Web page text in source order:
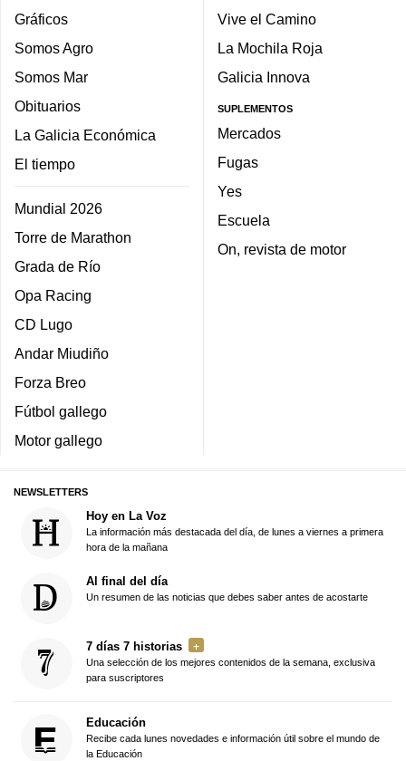
Gráficos
Somos Agro
Somos Mar
Obituarios
La Galicia Económica
El tiempo
Mundial 2026
Torre de Marathon
Grada de Río
Opa Racing
CD Lugo
Andar Miudiño
Forza Breo
Fútbol gallego
Motor gallego
Vive el Camino
La Mochila Roja
Galicia Innova
SUPLEMENTOS
Mercados
Fugas
Yes
Escuela
On, revista de motor
NEWSLETTERS
Hoy en La Voz
La información más destacada del día, de lunes a viernes a primera
hora de la mañana
Al final del día
Un resumen de las noticias que debes saber antes de acostarte
7 días 7 historias
Una selección de los mejores contenidos de la semana, exclusiva
para suscriptores
Educación
Recibe cada lunes novedades e información útil sobre el mundo de
la Educación